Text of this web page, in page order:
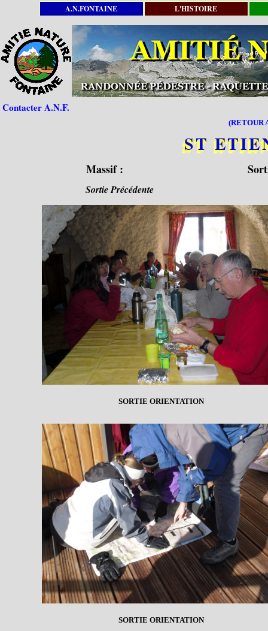
A.N.FONTAINE L'HISTOIRE
Contacter A.N.F.
(RETOUR
ST
Massif :
Sortie Précédente
SORTIE ORIENTATION
SORTIE ORIENTATION